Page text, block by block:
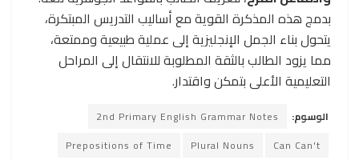
بدمج هذه المذكرة القوية مع أساليب التدريس المبتكرة،
يتحول بناء الجمل الإنجليزية إلى عملية طبيعية وممتعة،
مما يزود الطالب بالثقة المطلوبة للانتقال إلى المراحل
التعليمية الأعلى بتمكن واقتدار.
الوسوم:
2nd Primary English Grammar Notes
Can Can't
Plural Nouns
Prepositions of Time